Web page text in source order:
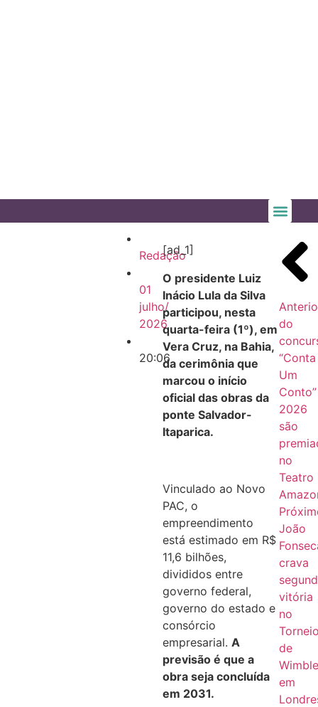
Redação
01
julho/
2026
20:06
[ad_1]
O presidente Luiz
Inácio Lula da Silva
participou, nesta
quarta-feira (1º), em
Vera Cruz, na Bahia,
da cerimônia que
marcou o início
oficial das obras da
ponte Salvador-
Itaparica.
Vinculado ao Novo
PAC, o
empreendimento
está estimado em R$
11,6 bilhões,
divididos entre
governo federal,
governo do estado e
consórcio
empresarial.A
previsão é que a
obra seja concluída
em 2031.
do
“Conta
Um
Conto”
2026
são
no
Teatro
João
crava
vitória
no
de
em